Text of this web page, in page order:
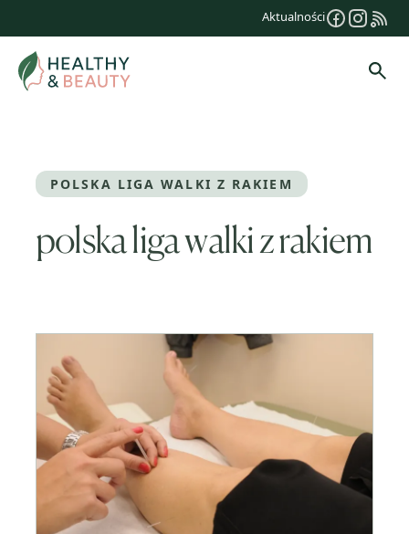
treści
Aktualności
POLSKA LIGA WALKI Z RAKIEM
polska liga walki z rakiem